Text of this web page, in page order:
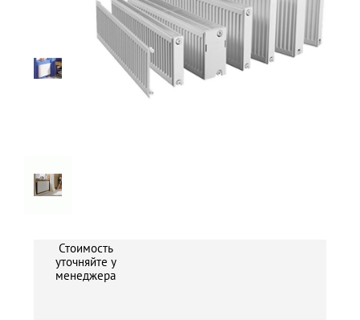
Стоимость
уточняйте у
менеджера